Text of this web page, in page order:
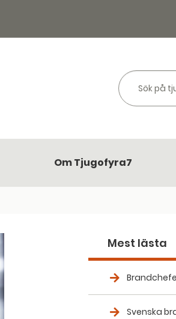
Sök på
Om Tjugofyra7
Mest lästa
Svenska